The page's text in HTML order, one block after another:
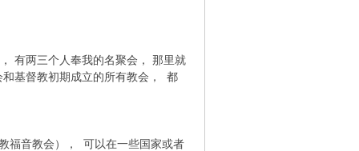
有两三个人奉我的名聚会， 那里就
基督教初期成立的所有教会， 都
音教会）， 可以在一些国家或者